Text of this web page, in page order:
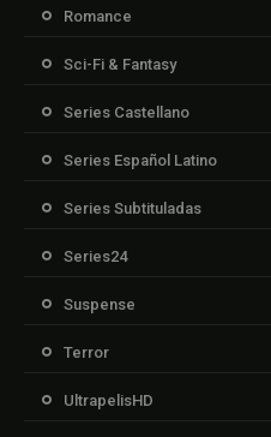
Romance
Sci-Fi & Fantasy
Series Castellano
Series Español Latino
Series Subtituladas
Series24
Suspense
Terror
UltrapelisHD